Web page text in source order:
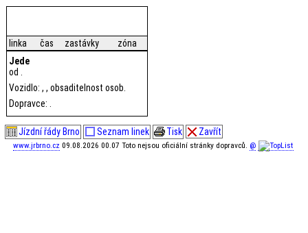
linka čas zastávky
zóna
Jede
od .
Vozidlo: , , obsaditelnost osob.
Dopravce: .
Jízdní řády Brno Seznam linek Tisk Zavřít
www.jrbrno.cz 09.08.2026 00.07 Toto nejsou oficiální stránky dopravců. @